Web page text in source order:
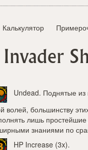
Калькулятор
Undead. Поднятые
волей, большинству
лишь
знаниями по
HP Increase (3x).